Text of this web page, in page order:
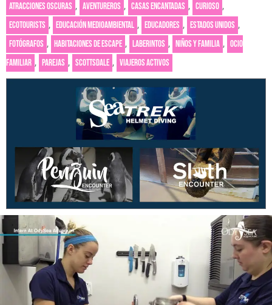
Atracciones oscuras , Aventureros , Casas encantadas , Curioso ,
Ecotourists , Educación medioambiental , Educadores , Estados Unidos ,
Fotógrafos , Habitaciones de escape , Laberintos , Niños y familia , Ocio
familiar , Parejas , Scottsdale , Viajeros activos